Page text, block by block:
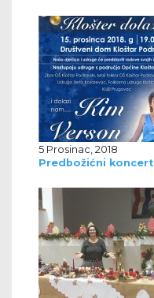
5 Prosinac, 2018
Predbožićni koncert